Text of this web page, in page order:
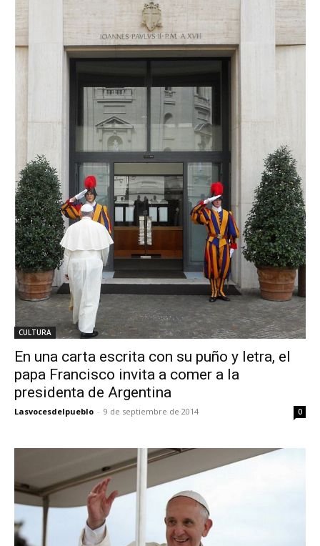
CULTURA
En una carta escrita con su puño y letra, el
papa Francisco invita a comer a la
presidenta de Argentina
Lasvocesdelpueblo - 9 de septiembre de 2014 0